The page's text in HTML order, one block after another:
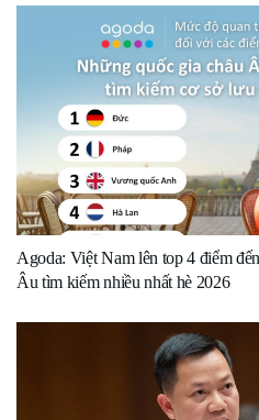
Agoda: Việt Nam lên top 4 điểm
Âu tìm kiếm nhiều nhất hè 2026